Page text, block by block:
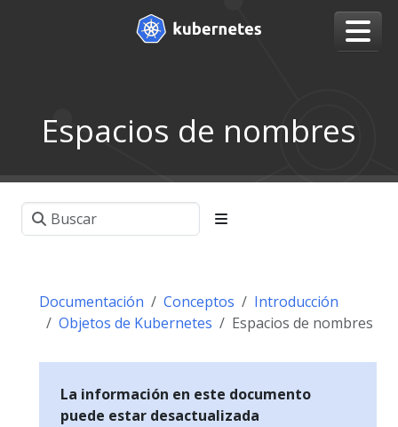
Espacios de nombres
Documentación Conceptos
Introducción
Objetos de Kubernetes
Espacios de nombres
La información en este documento
puede estar desactualizada